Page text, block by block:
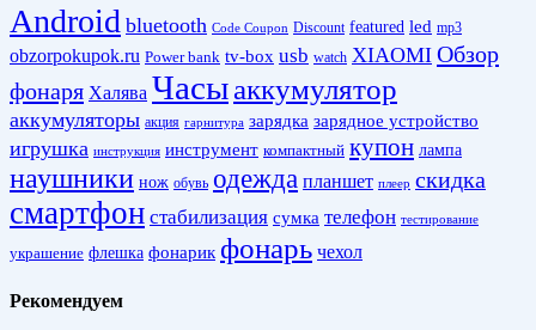
Android bluetooth Code Coupon Discount featured led mp3
obzorpokupok.ru Power bank tv-box usb watch XIAOMI Обзор
фонаря Халява Часыаккумулятор
аккумуляторы акция гарнитура зарядка зарядное устройство
игрушка инструкция инструмент компактный купон лампа
наушники нож обувь одежда планшет плеер скидка
смартфон стабилизация сумка телефон тестирование
украшение флешка фонарик фонарь чехол
Рекомендуем